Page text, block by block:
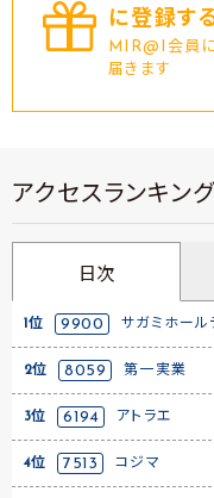
に登録する
MIR@I会員
届きます
アクセスランキング
日次
1位 9900 サガミホール
2位 8059 第一実業
3位 6194 アトラエ
4位 7513 コジマ